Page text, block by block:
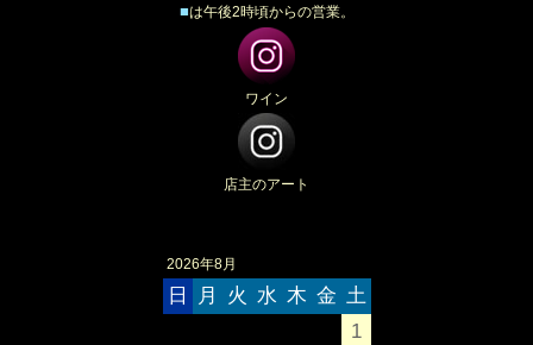
■は午後2時頃からの営業。
ワイン
店主のアート
2026年8月
日 月 火 水 木 金 土
1